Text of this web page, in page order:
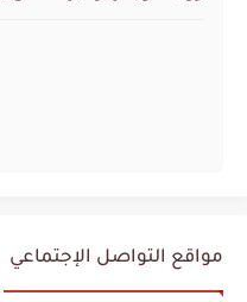
مواقع التواصل الإجتماعي